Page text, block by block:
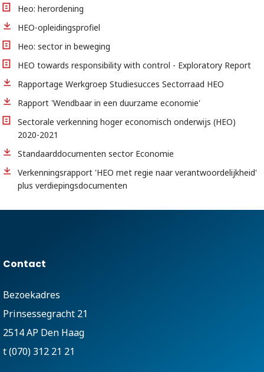
Heo: herordening
HEO-opleidingsprofiel
Heo: sector in beweging
HEO towards responsibility with control - Exploratory Report
Rapportage Werkgroep Studiesucces Sectorraad HEO
Rapport 'Wendbaar in een duurzame economie'
Sectorale verkenning hoger economisch onderwijs (HEO)
2020-2021
Standaarddocumenten sector Economie
Verkenningsrapport 'HEO met regie naar verantwoordelijkheid'
plus verdiepingsdocumenten
Contact
Bezoekadres
Prinsessegracht 21
2514 AP Den Haag
t (070) 312 21 21